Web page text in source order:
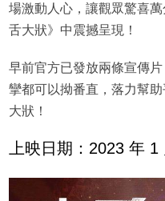
場激動人心，讓觀眾驚喜
舌大狀》中震撼呈現！
早前官方已發放兩條宣傳
攣都可以拗番直，落力幫
大狀！
上映日期：2023 年 1